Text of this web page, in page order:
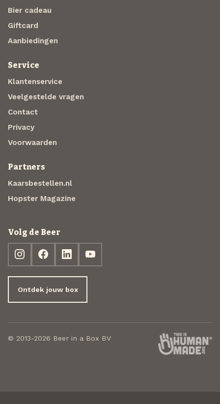
Bier cadeau
Giftcard
Aanbiedingen
Service
Klantenservice
Veelgestelde vragen
Contact
Privacy
Voorwaarden
Partners
Kaarsbestellen.nl
Hopster Magazine
Volg de Beer
Ontdek jouw box
© 2013-2026 Beer in a Box BV